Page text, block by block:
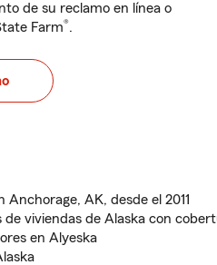
de su reclamo en línea o
Farm®.
AK, desde el 2011
viviendas de Alaska con
en Alyeska